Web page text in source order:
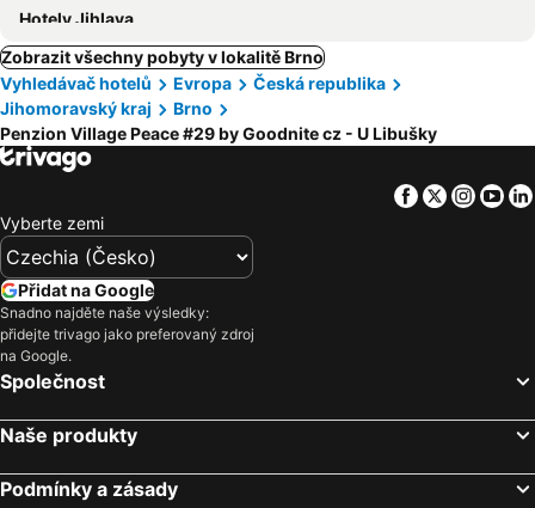
Hotely Jihlava
Zobrazit všechny pobyty v lokalitě Brno
Vyhledávač hotelů
Evropa
Česká republika
Jihomoravský kraj
Brno
Penzion Village Peace #29 by Goodnite cz - U Libušky
Facebook
Twitter
Vyberte zemi
Přidat na Google
Snadno najděte naše výsledky:
přidejte trivago jako preferovaný zdroj
na Google.
Společnost
Naše produkty
Podmínky a zásady